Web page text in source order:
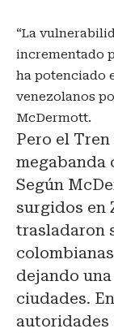
“La
incrementado
ha potenciado
venezolanos
McDermott.
Pero el
megabanda
Según
surgidos en
trasladaron
dejando
ciudades.
autoridades